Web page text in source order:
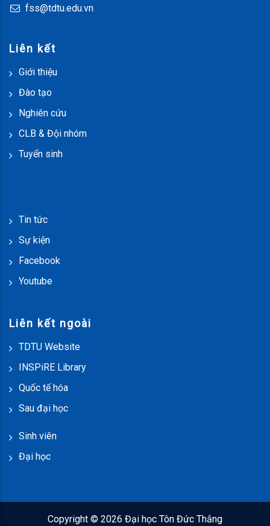
fss@tdtu.edu.vn
Liên kết
Giới thiệu
Đào tạo
Nghiên cứu
CLB & Đội nhóm
Tuyển sinh
Tin tức
Sự kiện
Facebook
Youtube
Liên kết ngoài
TDTU Website
INSPiRE Library
Quốc tế hóa
Sau đại học
Sinh viên
Đại học
Copyright © 2026 Đại học Tôn Đức Thắng